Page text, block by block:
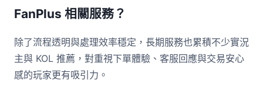
FanPlus 相關服務？
除了流程透明與處理效率穩定，長期服務也累積不少實況
主與 KOL 推薦，對重視下單體驗、客服回應與交易安心
感的玩家更有吸引力。